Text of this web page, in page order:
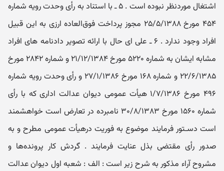
اشتغال موردنظر نبوده است . ۵ ـ با استناد به رأی وحدت رویه شماره
۴۵۴ مورخ ۲۵/۵/۱۳۸۸ مجوز پرداخت فوق‌العاده ارزی به این قبیل
افراد وجود ندارد . ۶ ـ علی ای حال با ارائه تصویر دادنامه های افراد
مشابه ایشان به شماره ۵۲۲۰ مورخ ۲۱/۱۲/۱۳۸۴ و شماره ۲۸۴۲ مورخ
۲۲/۶/۱۳۸۵ و شماره ۱۶۸ مورخ ۲۷/۱/۱۳۸۶ و رأی وحدت رویه شماره
۴۹۶ مورخ ۱/۷/۱۳۸۶ هیأت عمومی دیوان عدالت اداری که با رأی
شماره ۱۵۶۰ مورخ ۳۰/۸/۱۳۸۳ نامبرده در تعارض است خواهشمند
است دسـتور فرمایند موضوع به فوریت درهیأت عمومی مطرح و به
صدور رأی مقتضی بذل عنایت فرمایند . گردش کار پرونده‌ها و
مشروح آراء مذکور به شرح زیر است : الف : شعبه اول دیوان عدالت